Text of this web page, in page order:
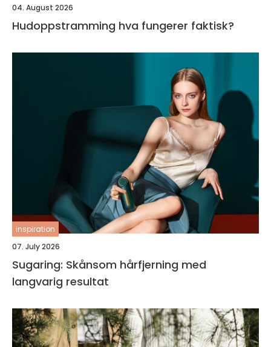
04. August 2026
Hudoppstramming hva fungerer faktisk?
inspiration
07. July 2026
Sugaring: Skånsom hårfjerning med
langvarig resultat